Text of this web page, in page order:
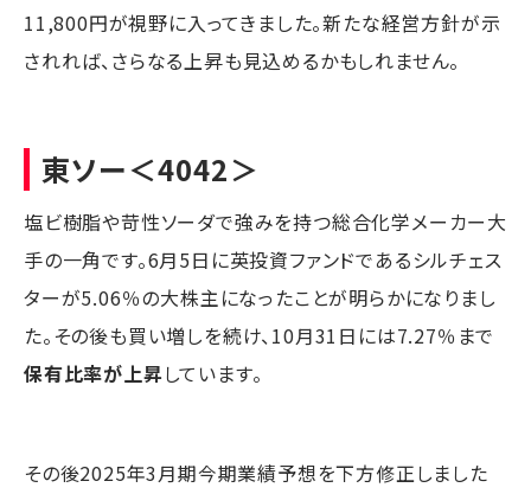
11,800円が視野に入ってきました。新たな経営方針が示
されれば、さらなる上昇も見込めるかもしれません。
東ソー＜4042＞
塩ビ樹脂や苛性ソーダで強みを持つ総合化学メーカー大
手の一角です。6月5日に英投資ファンドであるシルチェス
ターが5.06％の大株主になったことが明らかになりまし
た。その後も買い増しを続け、10月31日には7.27％まで
保有比率が上昇しています。
その後2025年3月期今期業績予想を下方修正しました